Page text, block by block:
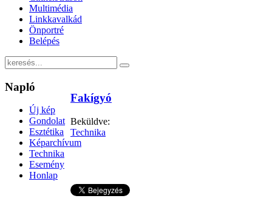
Multimédia
Linkkavalkád
Önportré
Belépés
Fakígyó
Beküldve:
Technika
Napló
Új kép
Gondolat
Esztétika
Képarchívum
Technika
Esemény
Honlap